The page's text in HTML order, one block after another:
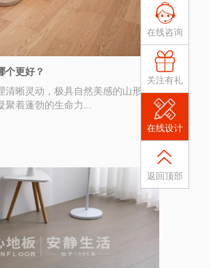
在线咨询
关注有礼
在线设计
返回顶部
个更好？
清晰灵动，极具自然美感的山形纹
着蓬勃的生命力...